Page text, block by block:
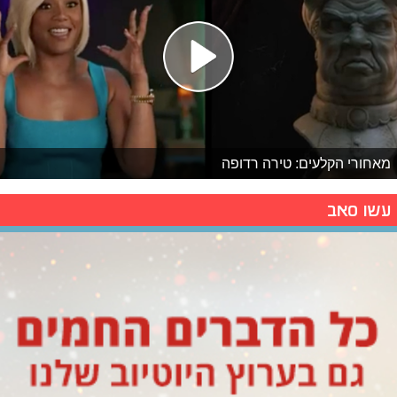
מאחורי הקלעים: טירה רדופה
עשו סאב